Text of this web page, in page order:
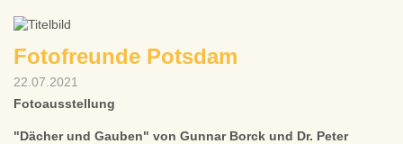
Fotofreunde Potsdam
22.07.2021
Fotoausstellung
"Dächer und Gauben" von Gunnar Borck und Dr. Peter